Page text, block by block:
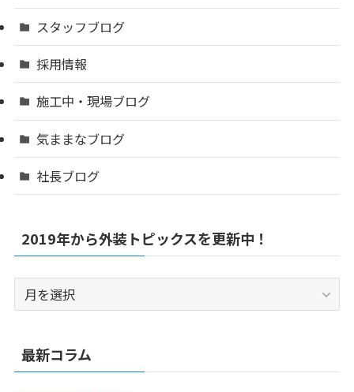
スタッフブログ
採用情報
施工中・現場ブログ
気ままなブログ
社長ブログ
2019年から外装トピックスを更新中！
2019
年
ら
外
最新コラム